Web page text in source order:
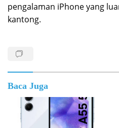
pengalaman iPhone yang
kantong.
Baca Juga